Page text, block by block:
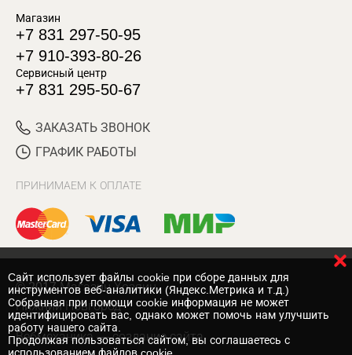
Магазин
+7 831 297-50-95
+7 910-393-80-26
Сервисный центр
+7 831 295-50-67
ЗАКАЗАТЬ ЗВОНОК
ГРАФИК РАБОТЫ
ПРИНИМАЕМ К ОПЛАТЕ
© 2017 Магазин Хозяин
Нижний Новгород
Вебмеханика — создание сайта
Cайт использует файлы cookie при сборе данных для
инструментов веб-аналитики (Яндекс.Метрика и т.д.)
Собранная при помощи cookie информация не может
идентифицировать вас, однако может помочь нам улучшить
работу нашего сайта.
Продолжая пользоваться сайтом, вы соглашаетесь с